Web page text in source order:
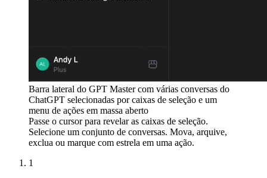
Barra lateral do GPT Master com várias conversas do
ChatGPT selecionadas por caixas de seleção e um
menu de ações em massa aberto
Passe o cursor para revelar as caixas de seleção.
Selecione um conjunto de conversas. Mova, arquive,
exclua ou marque com estrela em uma ação.
1